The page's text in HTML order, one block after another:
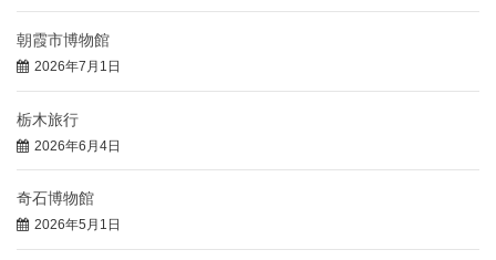
朝霞市博物館
2026年7月1日
栃木旅行
2026年6月4日
奇石博物館
2026年5月1日